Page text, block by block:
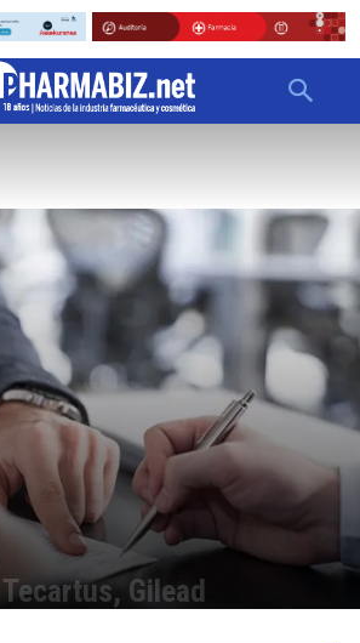
Gilead